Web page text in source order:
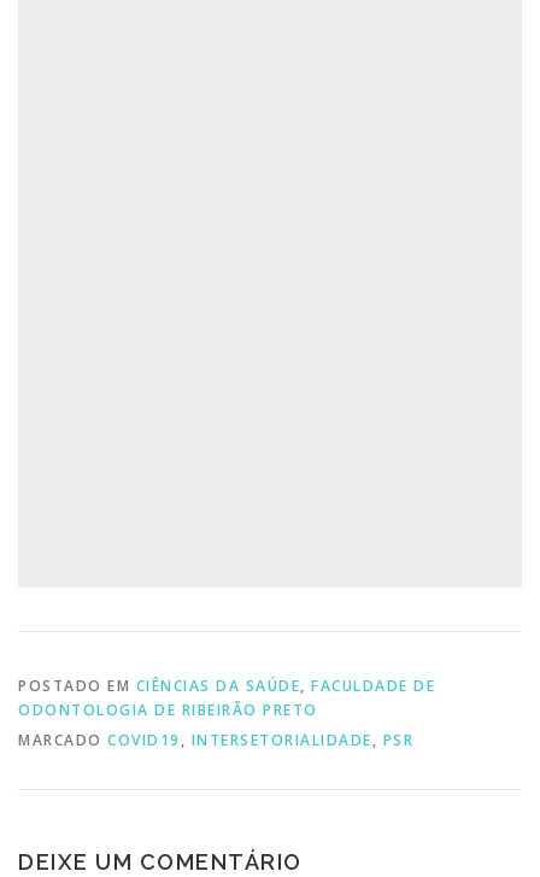
POSTADO EM CIÊNCIAS DA SAÚDE, FACULDADE DE
ODONTOLOGIA DE RIBEIRÃO PRETO
MARCADO COVID19 , INTERSETORIALIDADE, PSR
DEIXE UM COMENTÁRIO